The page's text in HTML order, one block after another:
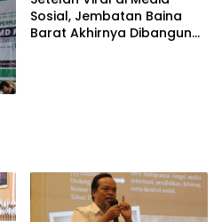
Sosial, Jembatan Baina
Barat Akhirnya Dibangun